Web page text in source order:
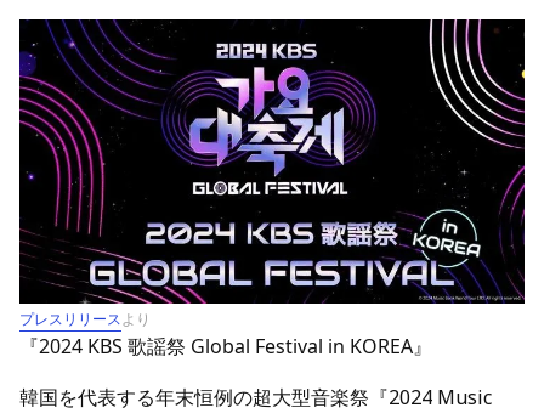
プレスリリースより
『2024 KBS 歌謡祭 Global Festival in KOREA』
韓国を代表する年末恒例の超大型音楽祭『2024 Music